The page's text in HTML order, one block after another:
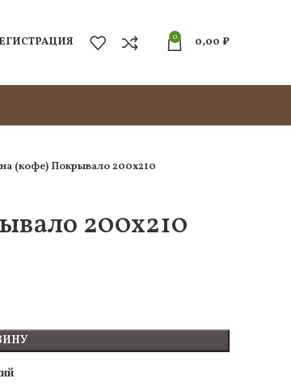
0 0,00 ₽
(кофе) Покрывало 200х210
200х210